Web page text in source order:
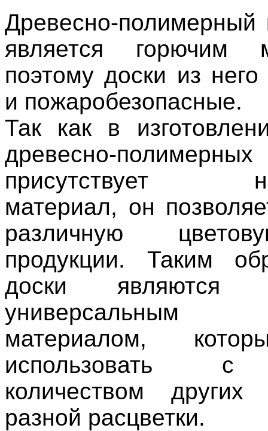
Древесно-полимерный
является горючим
поэтому доски из него
и пожаробезопасные.
Так как в
древесно-полимерных
присутствует
материал, он
различную
продукции. Таким
доски являются
универсальным
материалом,
использовать
количеством других
разной расцветки.